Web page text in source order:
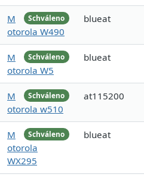
Schváleno
M
otorola W490
blueat
Schváleno
M
otorola W5
blueat
Schváleno
M
otorola w510
at115200
Schváleno
M
otorola
WX295
blueat